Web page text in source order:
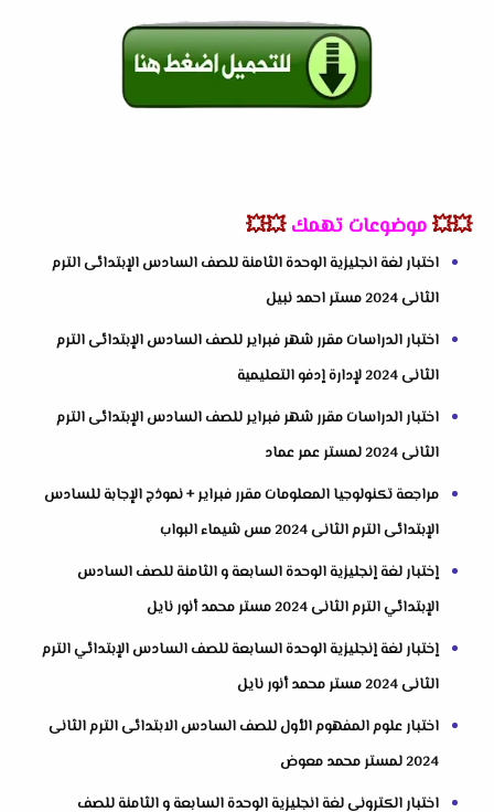
💥💥موضوعات تهمك 💥💥
اختبار لغة انجليزية الوحدة الثامنة للصف السادس الإبتدائى الترم
الثانى 2024 مستر احمد نبيل
اختبار الدراسات مقرر شهر فبراير للصف السادس الإبتدائى الترم
الثانى 2024 لإدارة إدفو التعليمية
اختبار الدراسات مقرر شهر فبراير للصف السادس الإبتدائى الترم
الثانى 2024 لمستر عمر عماد
مراجعة تكنولوجيا المعلومات مقرر فبراير + نموذج الإجابة للسادس
الإبتدائى الترم الثانى 2024 مس شيماء البواب
إختبار لغة إنجليزية الوحدة السابعة و الثامنة للصف السادس
الإبتدائي الترم الثانى 2024 مستر محمد أنور نايل
إختبار لغة إنجليزية الوحدة السابعة للصف السادس الإبتدائي الترم
الثانى 2024 مستر محمد أنور نايل
اختبار علوم المفهوم الأول للصف السادس الابتدائى الترم الثانى
2024 لمستر محمد معوض
اختبار الكترونى لغة انجليزية الوحدة السابعة و الثامنة للصف